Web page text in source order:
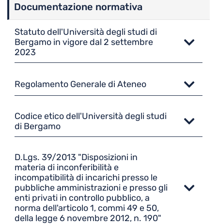
Documentazione normativa
Statuto dell'Università degli studi di
Bergamo in vigore dal 2 settembre
2023
Regolamento Generale di Ateneo
Codice etico dell'Università degli studi
di Bergamo
D.Lgs. 39/2013 "Disposizioni in
materia di inconferibilità e
incompatibilità di incarichi presso le
pubbliche amministrazioni e presso gli
enti privati in controllo pubblico, a
norma dell'articolo 1, commi 49 e 50,
della legge 6 novembre 2012, n. 190"